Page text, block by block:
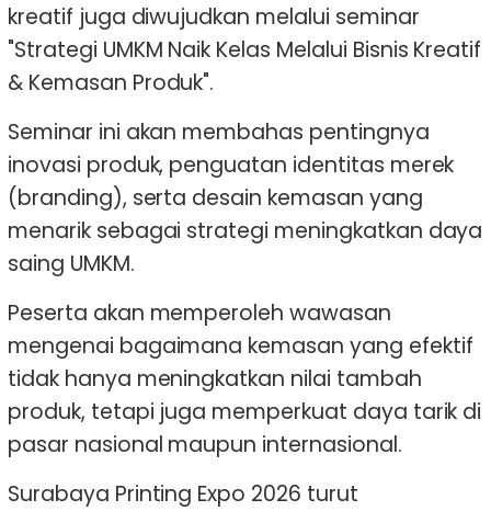
kreatif juga diwujudkan melalui seminar
"Strategi UMKM Naik Kelas Melalui Bisnis Kreatif
& Kemasan Produk".
Seminar ini akan membahas pentingnya
inovasi produk, penguatan identitas merek
(branding), serta desain kemasan yang
menarik sebagai strategi meningkatkan daya
saing UMKM.
Peserta akan memperoleh wawasan
mengenai bagaimana kemasan yang efektif
tidak hanya meningkatkan nilai tambah
produk, tetapi juga memperkuat daya tarik di
pasar nasional maupun internasional.
Surabaya Printing Expo 2026 turut